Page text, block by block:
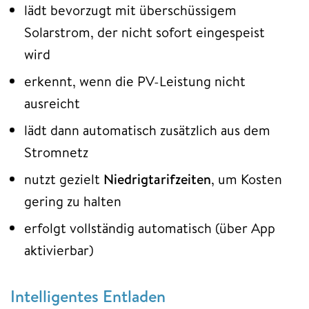
lädt bevorzugt mit überschüssigem
Solarstrom, der nicht sofort eingespeist
wird
erkennt, wenn die PV-Leistung nicht
ausreicht
lädt dann automatisch zusätzlich aus dem
Stromnetz
nutzt gezielt Niedrigtarifzeiten, um Kosten
gering zu halten
erfolgt vollständig automatisch (über App
aktivierbar)
Intelligentes Entladen